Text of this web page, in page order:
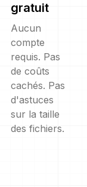
gratuit
Aucun
compte
requis. Pas
de coûts
cachés. Pas
d'astuces
sur la taille
des fichiers.